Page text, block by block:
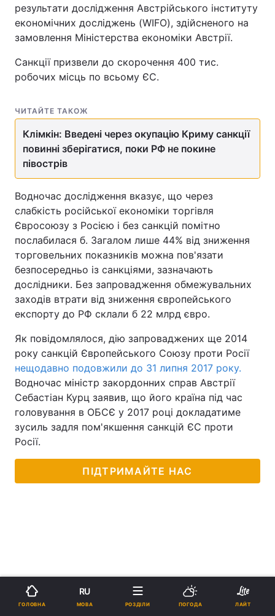
результати дослідження Австрійського інституту
економічних досліджень (WIFO), здійсненого на
замовлення Міністерства економіки Австрії.
Санкції призвели до скорочення 400 тис.
робочих місць по всьому ЄС.
ЧИТАЙТЕ ТАКОЖ
Клімкін: Введені через окупацію Криму санкції
повинні зберігатися, поки РФ не покине
півострів
Водночас дослідження вказує, що через
слабкість російської економіки торгівля
Євросоюзу з Росією і без санкцій помітно
послабилася б. Загалом лише 44% від зниження
торговельних показників можна пов'язати
безпосередньо із санкціями, зазначають
дослідники. Без запровадження обмежувальних
заходів втрати від зниження європейського
експорту до РФ склали б 22 млрд євро.
Як повідомлялося, дію запроваджених ще 2014
року санкцій Європейського Союзу проти Росії
нещодавно подовжили до 31 липня 2017 року.
Водночас міністр закордонних справ Австрії
Себастіан Курц заявив, що його країна під час
головування в ОБСЄ у 2017 році докладатиме
зусиль задля пом'якшення санкцій ЄС проти
Росії.
ПІДТРИМАЙТЕ НАС
ГОЛОВНА
RU
МОВА РОЗДІЛИ ПОГОДА ЛАЙТ